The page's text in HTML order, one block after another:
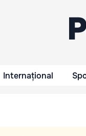
Internațional